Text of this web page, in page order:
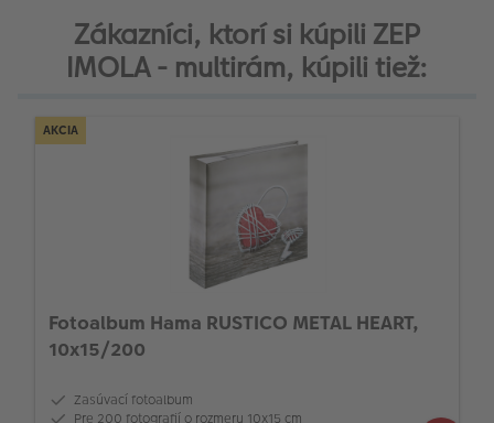
Zákazníci, ktorí si kúpili ZEP
IMOLA - multirám, kúpili tiež:
AKCIA
Fotoalbum Hama RUSTICO METAL HEART,
10x15/200
Zasúvací fotoalbum
Pre 200 fotografií o rozmeru 10x15 cm